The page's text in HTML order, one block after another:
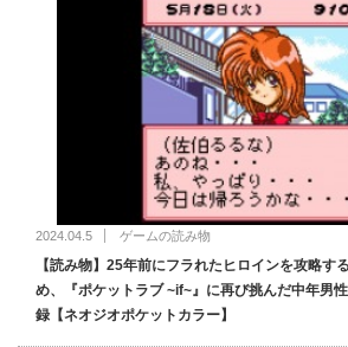
2024.04.5 ゲームの読み物
【読み物】25年前にフラれたヒロインを攻略す
め、『ポケットラブ ~if~』に再び挑んだ中年男
録【ネオジオポケットカラー】